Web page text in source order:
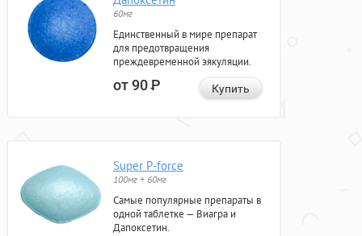
60мг
Единственный в мире препарат
для предотвращения
преждевременной эякуляции.
от 90Р Купить
Super P-force
100мг + 60мг
Самые популярные препараты в
одной таблетке — Виагра и
Дапоксетин.